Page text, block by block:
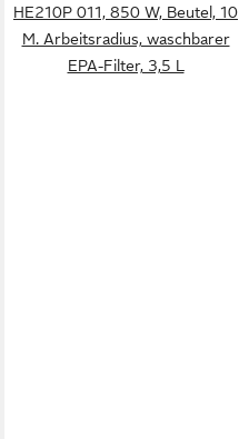
HE210P 011, 850 W, Beutel, 10
M. Arbeitsradius, waschbarer
EPA-Filter, 3,5 L